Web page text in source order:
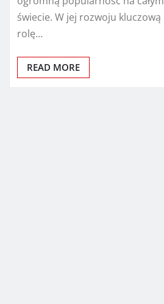
świecie. W jej rozwoju kluczową
rolę…
READ MORE